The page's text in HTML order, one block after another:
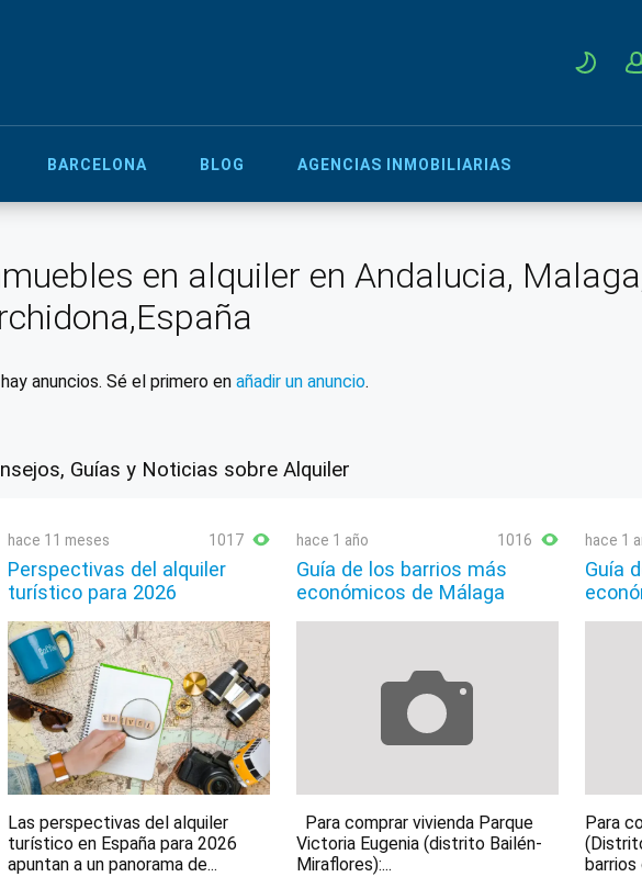
BARCELONA BLOG AGENCIAS INMOBILIARIAS
en alquiler en Andalucia,
anuncios. Sé el primero en añadir un anuncio.
Guías y Noticias sobre Alquiler
hace 11 meses 1017
Perspectivas del alquiler
turístico para 2026
Las perspectivas del alquiler
turístico en España para 2026
apuntan a un panorama de...
hace 1 año 1016
Guía de los barrios más
económicos de Málaga
Para comprar vivienda Parque
Victoria Eugenia (distrito Bailén-
Miraflores):...
hace 1
Guía
Para
barrios